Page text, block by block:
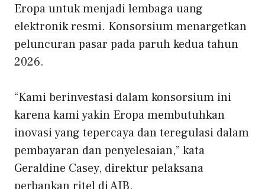
Eropa untuk menjadi lembaga uang
elektronik resmi. Konsorsium menargetkan
peluncuran pasar pada paruh kedua tahun
2026.
“Kami berinvestasi dalam konsorsium ini
karena kami yakin Eropa membutuhkan
inovasi yang tepercaya dan teregulasi dalam
pembayaran dan penyelesaian,” kata
Geraldine Casey, direktur pelaksana